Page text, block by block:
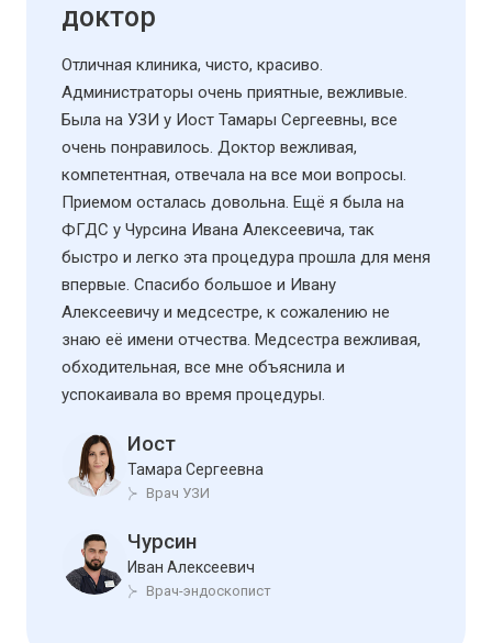
доктор
Отличная клиника, чисто, красиво.
Администраторы очень приятные, вежливые.
Была на УЗИ у Иост Тамары Сергеевны, все
очень понравилось. Доктор вежливая,
компетентная, отвечала на все мои вопросы.
Приемом осталась довольна. Ещё я была на
ФГДС у Чурсина Ивана Алексеевича, так
быстро и легко эта процедура прошла для меня
впервые. Спасибо большое и Ивану
Алексеевичу и медсестре, к сожалению не
знаю её имени отчества. Медсестра вежливая,
обходительная, все мне объяснила и
успокаивала во время процедуры.
Иост
Тамара Сергеевна
Врач УЗИ
Чурсин
Иван Алексеевич
Врач-эндоскопист